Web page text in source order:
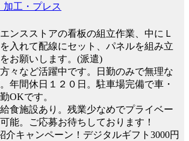
加工・プレス
ンスストアの看板の組立作業、中にＬ
入れて配線にセット、パネルを組み立
お願いします。(派遣)
々など活躍中です。日勤のみで無理な
年間休日１２０日。駐車場完備で車・
OKです。
食施設あり。残業少なめでプライベー
能。ご応募お待ちしております！
介キャンペーン！デジタルギフト3000円